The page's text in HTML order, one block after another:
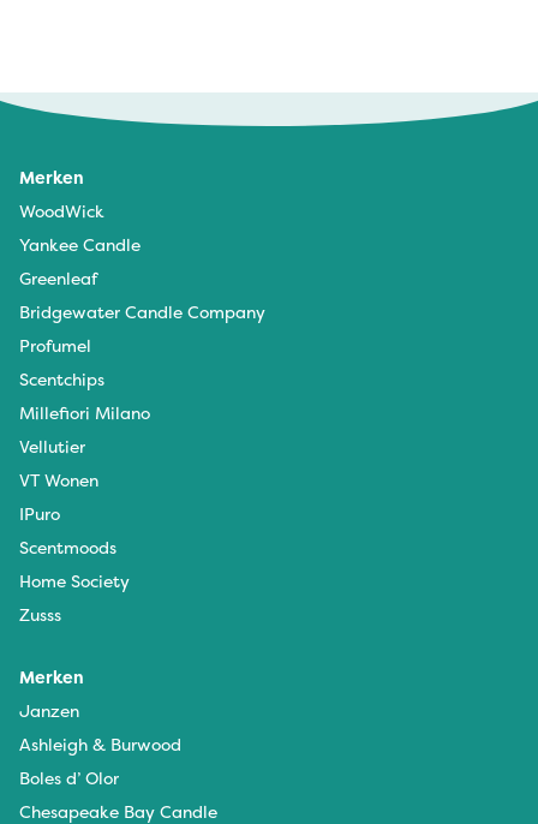
Merken
WoodWick
Yankee Candle
Greenleaf
Bridgewater Candle Company
Profumel
Scentchips
Millefiori Milano
Vellutier
VT Wonen
IPuro
Scentmoods
Home Society
Zusss
Merken
Janzen
Ashleigh & Burwood
Boles d’ Olor
Chesapeake Bay Candle